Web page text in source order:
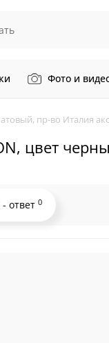
Фото и
пр-во Италия
цвет
ответ 0